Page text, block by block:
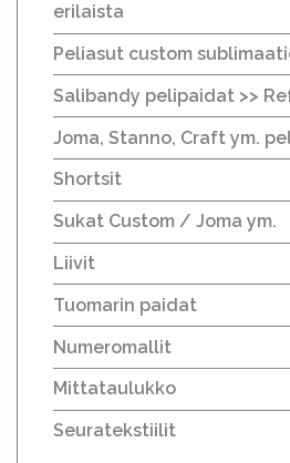
erilaista
Peliasut custom
Salibandy pelipaidat >>
Joma, Stanno, Craft ym.
Shortsit
Sukat Custom / Joma ym.
Liivit
Tuomarin paidat
Numeromallit
Mittataulukko
Seuratekstiilit